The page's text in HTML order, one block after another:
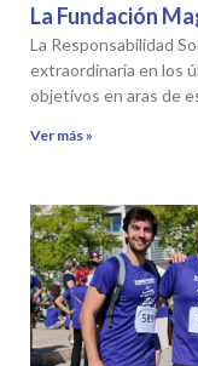
La Fundación
La Responsabilidad
extraordinaria en los
objetivos en aras de
Ver más »